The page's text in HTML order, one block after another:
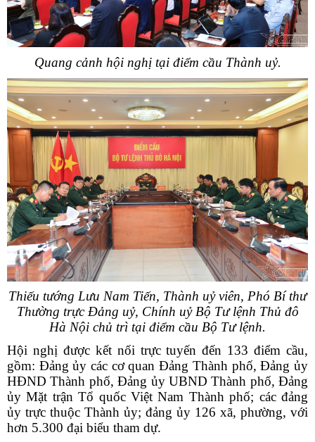
Quang cảnh hội nghị tại điểm cầu Thành uỷ.
Thiếu tướng Lưu Nam Tiến, Thành uỷ viên, Phó Bí thư
Thường trực Đảng uỷ, Chính uỷ Bộ Tư lệnh Thủ đô
Hà Nội chủ trì tại điểm cầu Bộ Tư lệnh.
Hội nghị được kết nối trực tuyến đến 133 điểm cầu,
gồm: Đảng ủy các cơ quan Đảng Thành phố, Đảng ủy
HĐND Thành phố, Đảng ủy UBND Thành phố, Đảng
ủy Mặt trận Tổ quốc Việt Nam Thành phố; các đảng
ủy trực thuộc Thành ủy; đảng ủy 126 xã, phường, với
hơn 5.300 đại biểu tham dự.